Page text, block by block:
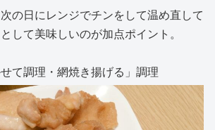
の日にレンジでチンをして温め直して
して美味しいのが加点ポイント。
て調理・網焼き揚げる」調理